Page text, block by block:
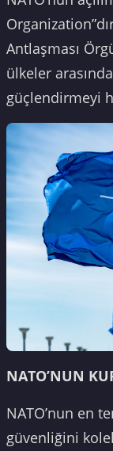
Antlaşması
ülkeler
güçlendirmeyi
NATO’NUN
NATO’nun en
güvenliğini